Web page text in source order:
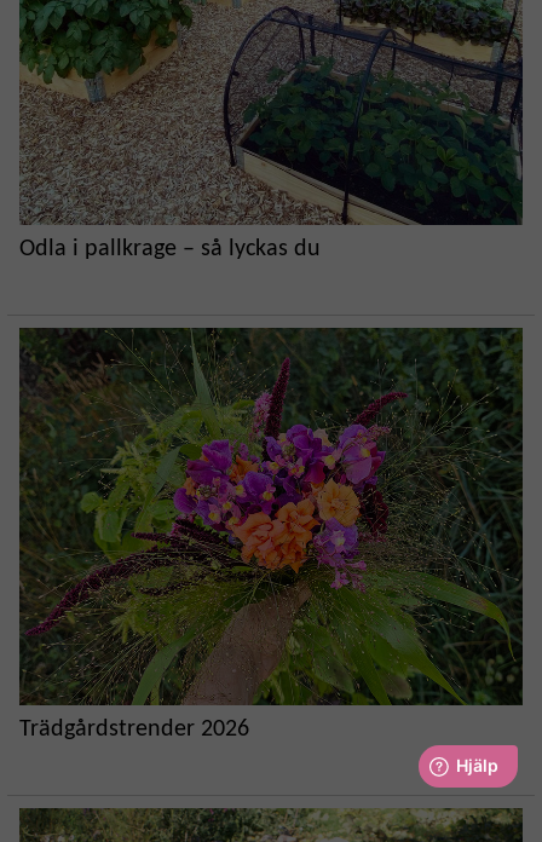
Odla i pallkrage – så lyckas du
Trädgårdstrender 2026